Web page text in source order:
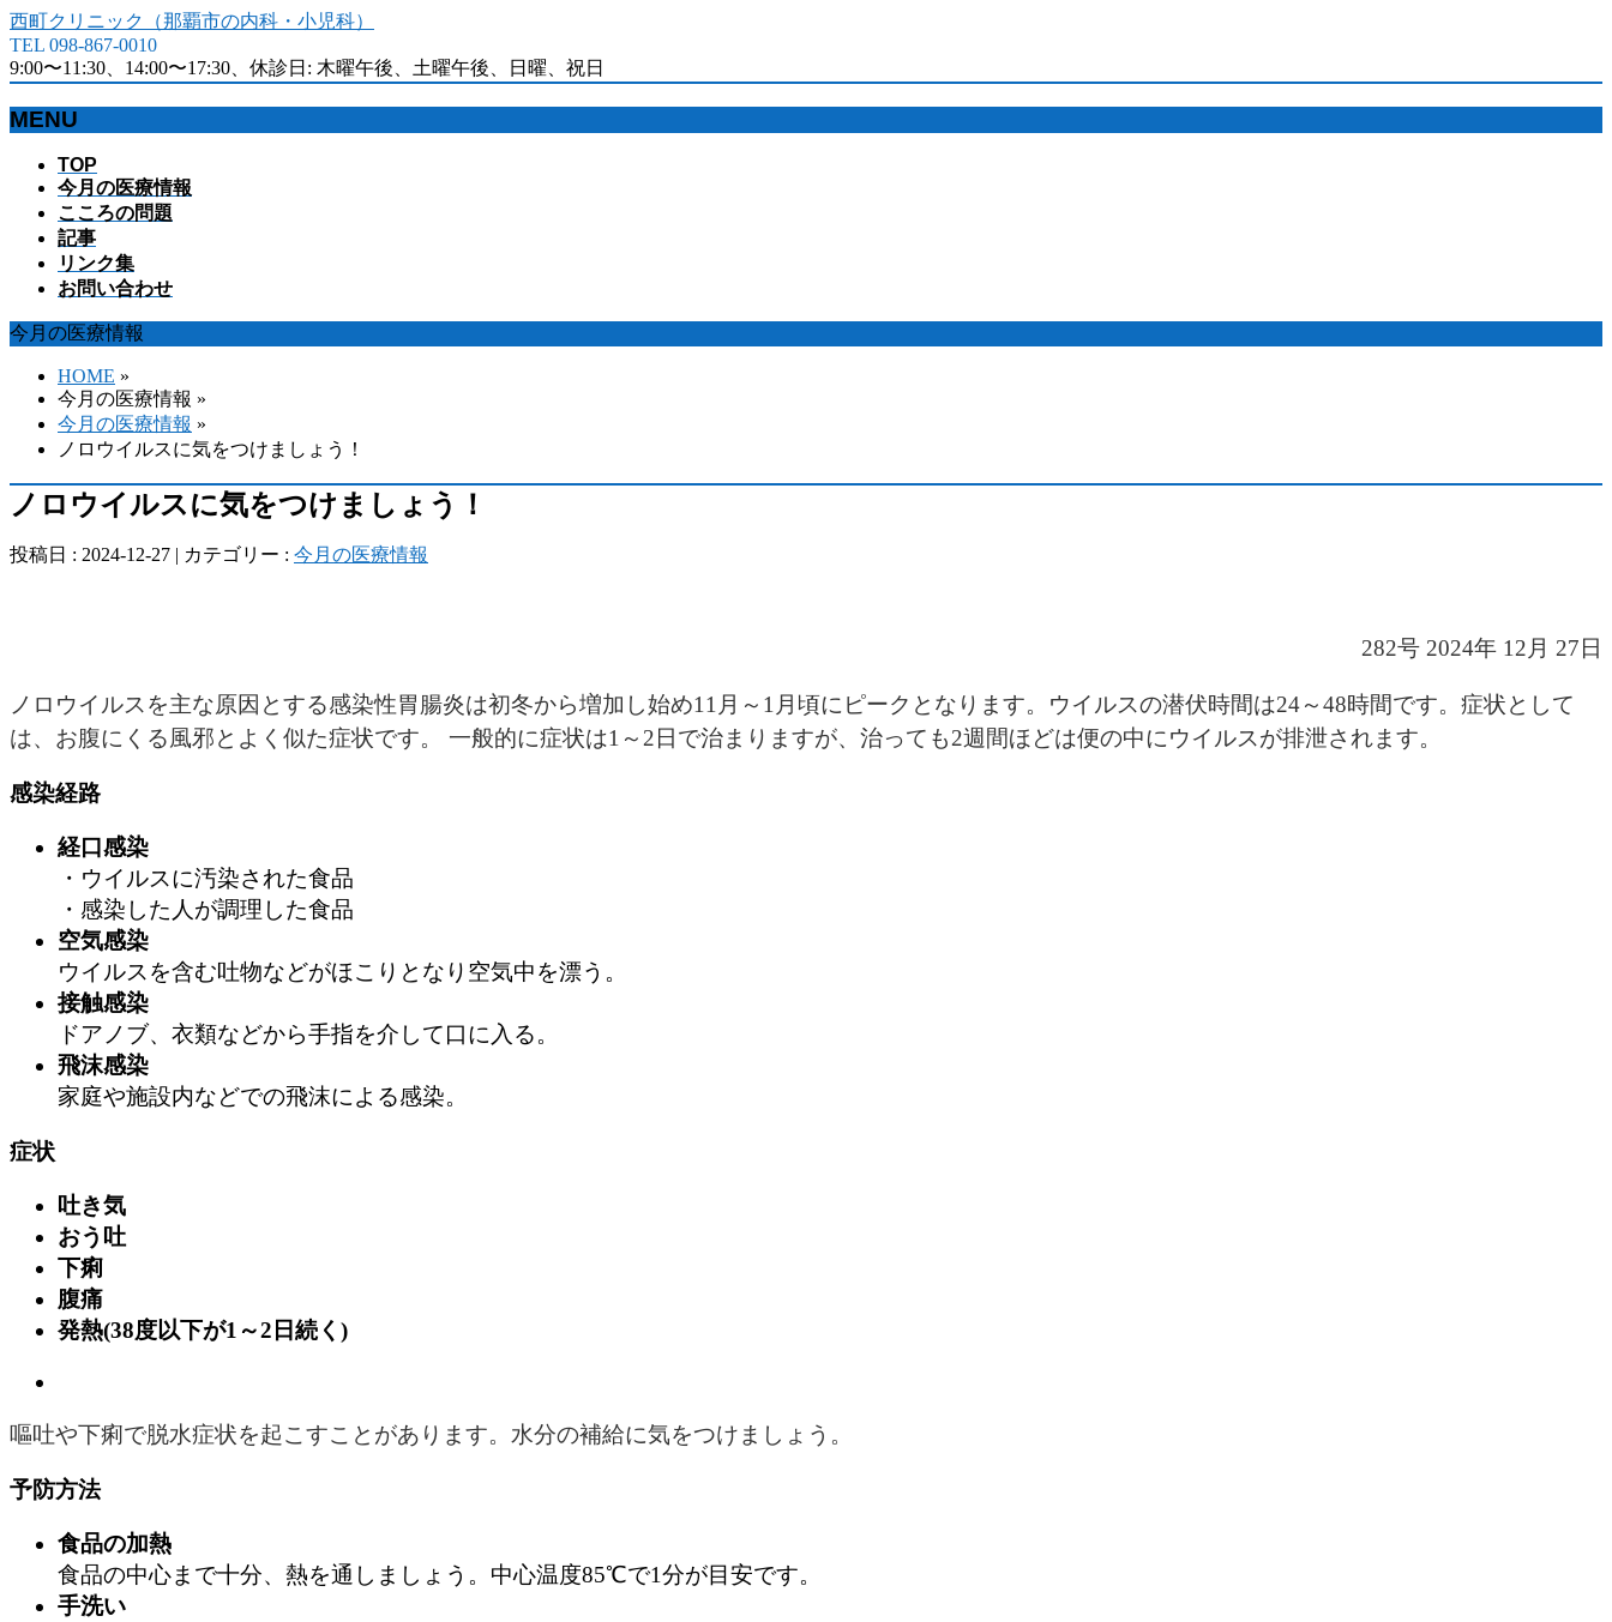
西町クリニック（那覇市の内科・小児科）
TEL 098-867-0010
9:00〜11:30、14:00〜17:30、休診日: 木曜午後、土曜午後、日曜、祝日
MENU
ば
す
TOP
今月の医療情報
こころの問題
記事
リンク集
お問い合わせ
今月の医療情報
HOME »
今月の医療情報 »
今月の医療情報 »
ノロウイルスに気をつけましょう！
ノロウイルスに気をつけましょう！
投稿日 : 2024-12-27 | カテゴリー : 今月の医療情報
282号 2024年 12月 27日
ノロウイルスを主な原因とする感染性胃腸炎は初冬から増加し始め11月～1月頃にピークとなります。ウイルスの潜伏時間は24～48時間です。症状として
は、お腹にくる風邪とよく似た症状です。 一般的に症状は1～2日で治まりますが、治っても2週間ほどは便の中にウイルスが排泄されます。
感染経路
経口感染
・ウイルスに汚染された食品
・感染した人が調理した食品
空気感染
ウイルスを含む吐物などがほこりとなり空気中を漂う。
接触感染
ドアノブ、衣類などから手指を介して口に入る。
飛沫感染
家庭や施設内などでの飛沫による感染。
症状
吐き気
おう吐
下痢
腹痛
発熱(38度以下が1～2日続く)
嘔吐や下痢で脱水症状を起こすことがあります。水分の補給に気をつけましょう。
予防方法
食品の加熱
食品の中心まで十分、熱を通しましょう。中心温度85℃で1分が目安です。
手洗い